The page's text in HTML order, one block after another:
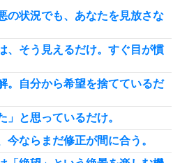
人が知っておきたい30の大切なこと
の状況でも、あなたを見放さな
、そう見えるだけ。すぐ目が慣
。自分から希望を捨てているだ
」と思っているだけ。
今ならまだ修正が間に合う。